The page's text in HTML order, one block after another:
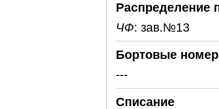
Распределение
ЧФ: зав.№13
Бортовые
---
Списание